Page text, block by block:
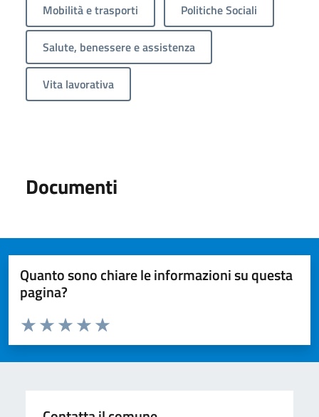
Mobilità e trasporti Politiche Sociali
Salute, benessere e assistenza
Vita lavorativa
Documenti
Quanto sono chiare le informazioni su questa
pagina?
Valuta da 1 a 5 stelle la pagina
Valuta 5 stelle su 5
Valuta 4 stelle su 5
Valuta 3 stelle su 5
Valuta 2 stelle su 5
Valuta 1 stelle su 5